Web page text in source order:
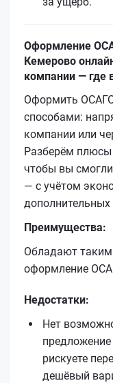
Оформление
Кемерово
компании — где
Оформить
способами:
компании или
Разберём
чтобы вы
— с учётом
Преимущества:
Обладают
оформление
Недостатки:
Нет
рискуете
дешёвый